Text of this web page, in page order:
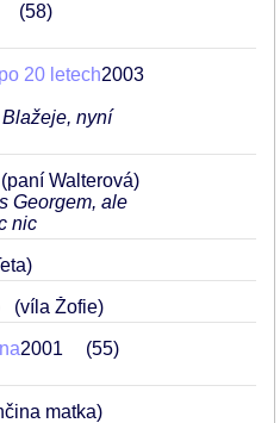
58
20 letech2003
nyní
(paní Walterová)
Georgem, ale
nic
(víla Žofie)
2001
55
matka)